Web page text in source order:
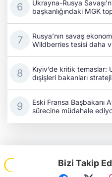
Ukrayna-Rusya
başkanlığındaki MGK
Rusya’nın savaş
Wildberries tesisi daha
Kıyiv’de kritik
dışişleri bakanları
Eski Fransa Başbakanı
sürecine müdahale
Bizi Takip